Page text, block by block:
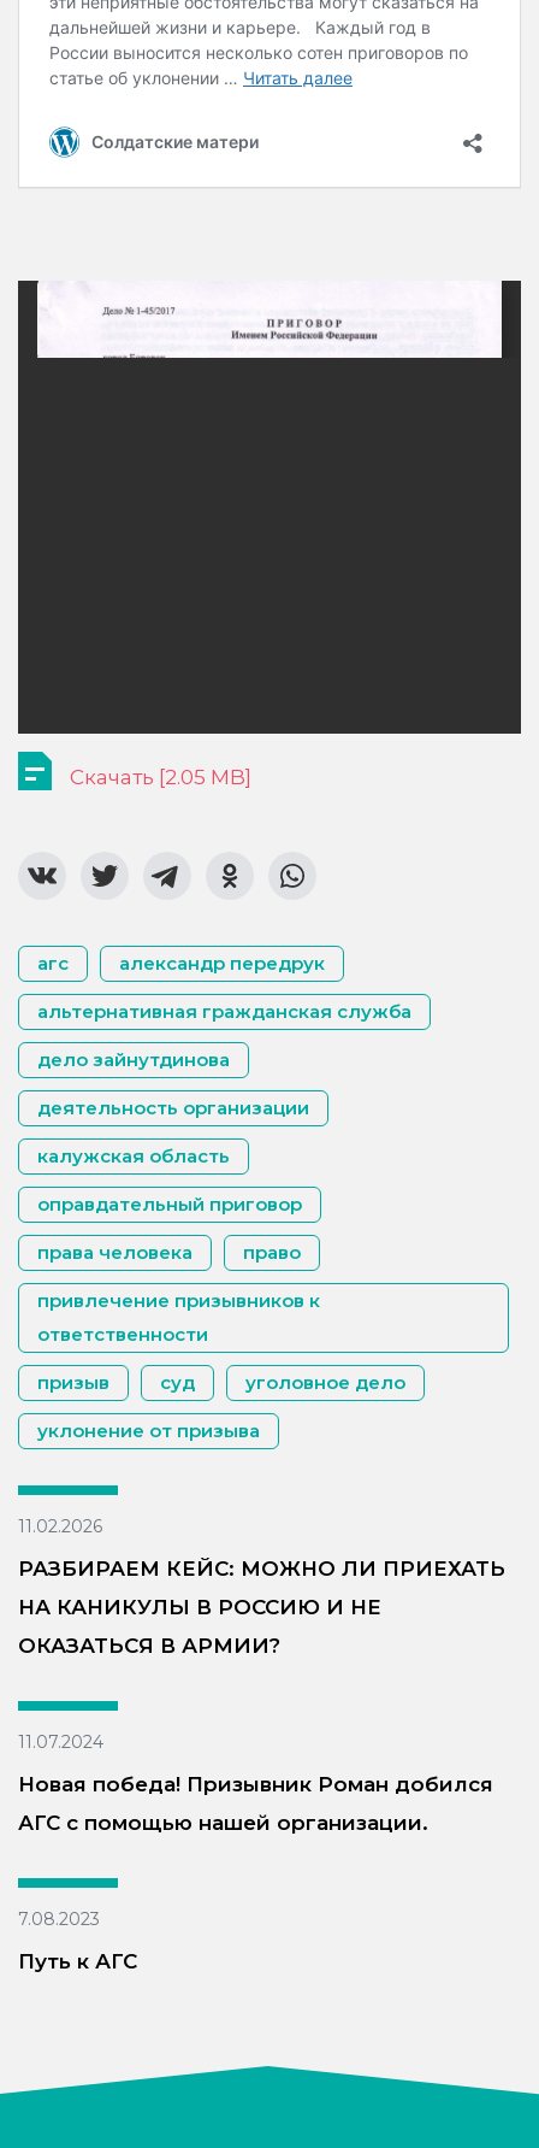
Скачать [2.05 MB]
агс александр передрук
альтернативная гражданская служба
дело зайнутдинова
деятельность организации
калужская область
оправдательный приговор
права человека право
привлечение призывников к
ответственности
призыв суд уголовное дело
уклонение от призыва
11.02.2026
РАЗБИРАЕМ КЕЙС: МОЖНО ЛИ ПРИЕХАТЬ
НА КАНИКУЛЫ В РОССИЮ И НЕ
ОКАЗАТЬСЯ В АРМИИ?
11.07.2024
Новая победа! Призывник Роман добился
АГС с помощью нашей организации.
7.08.2023
Путь к АГС